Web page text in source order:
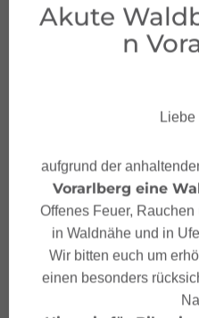
Deine Meinung ist
geben und mit
Urlaubserlebnisse
JETZT
Akute
n
Liebe
aufgrund der
Vorarlberg eine
Offenes Feuer,
in Waldnähe und in
Wir bitten euch um
einen besonders